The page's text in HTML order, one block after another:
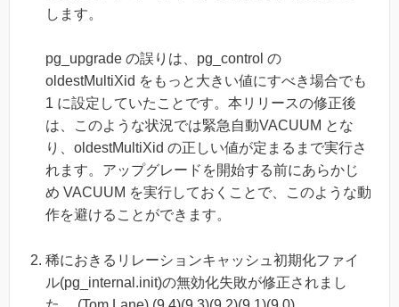
します。
pg_upgrade の誤りは、pg_control の
oldestMultiXid をもっと大きい値にすべき場合でも
1 に設定していたことです。本リリースの修正後
は、このような状況では緊急自動VACUUM とな
り、oldestMultiXid の正しい値が定まるまで実行さ
れます。アップグレードを開始する前にあらかじ
め VACUUM を実行しておくことで、このような動
作を避けることができます。
稀におきるリレーションキャッシュ初期化ファイ
ル(pg_internal.init)の無効化失敗が修正されまし